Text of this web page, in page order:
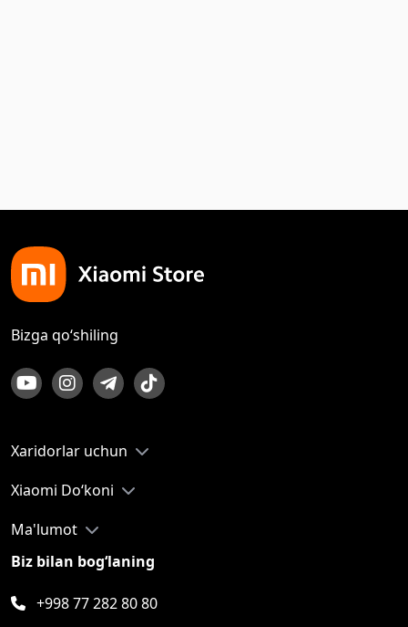
Bizga qo‘shiling
Xaridorlar uchun
Xiaomi Do‘koni
Ma'lumot
Biz bilan bog‘laning
+998 77 282 80 80